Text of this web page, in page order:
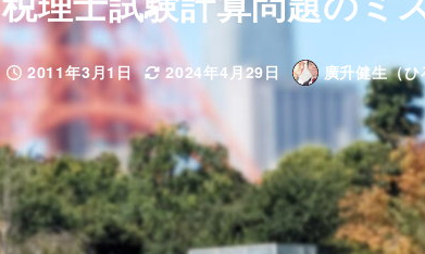
投稿日
2011年3月1日
更新日
2024年4月29日
著
廣升健生（